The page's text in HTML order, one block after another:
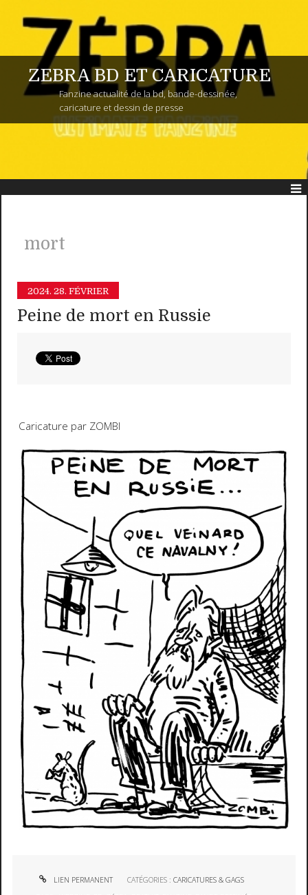
ZEBRA BD ET CARICATURE
Fanzine actualité de la bd, bande-dessinée,
caricature et dessin de presse
mort
2024. 28. FÉVRIER
Peine de mort en Russie
Caricature par ZOMBI
LIEN PERMANENT CATÉGORIES :CARICATURES & GAGS